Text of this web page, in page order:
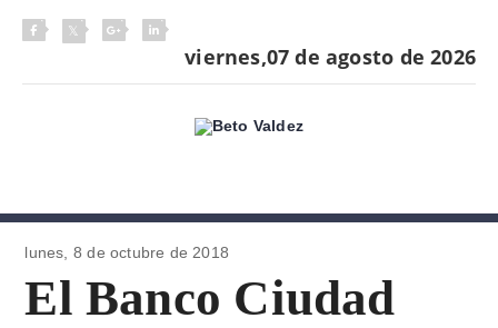
viernes,07 de agosto de 2026
lunes, 8 de octubre de 2018
El Banco Ciudad